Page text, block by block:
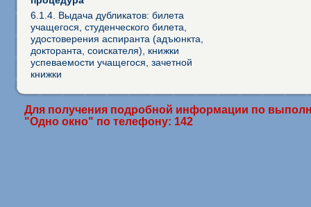
6.1.4. Выдача дубликатов: билета
учащегося, студенческого билета,
удостоверения аспиранта (адъюнкта,
докторанта, соискателя), книжки
успеваемости учащегося, зачетной
книжки
Для получения подробной информации по
"Одно окно" по телефону: 142